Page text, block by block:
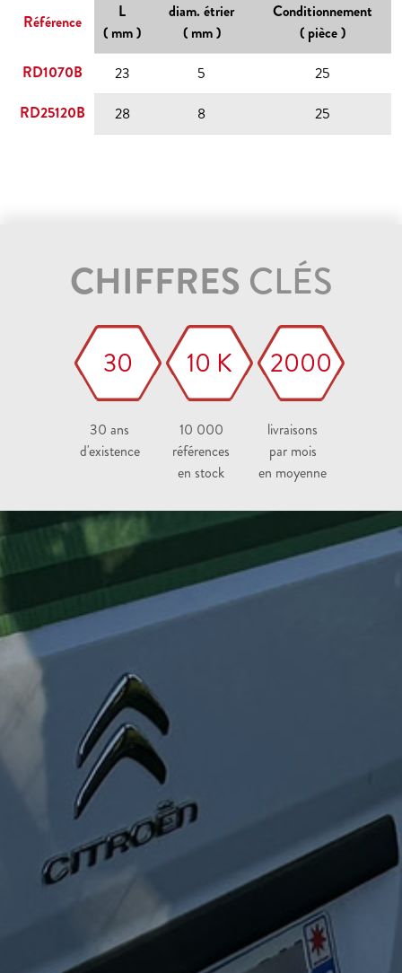
Référence
L
( mm )
diam. étrier
( mm )
Conditionnement
( pièce )
RD1070B
23 5
25
RD25120B
28 8 25
CHIFFRES CLÉS
30
30 ans
d'existence
10 K
10 000
références
en stock
2000
livraisons
par mois
en moyenne